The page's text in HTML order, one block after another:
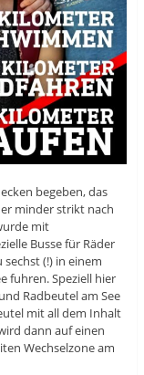
begeben, das
minder strikt nach
mit
Busse für Räder
(!) in einem
fuhren. Speziell hier
Radbeutel am See
mit all dem Inhalt
dann auf einen
Wechselzone am